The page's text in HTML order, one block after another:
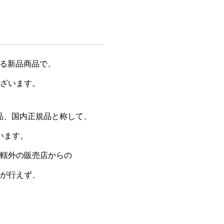
新品商品で、
います。
国内正規品と称して、
す。
外の販売店からの
行えず、